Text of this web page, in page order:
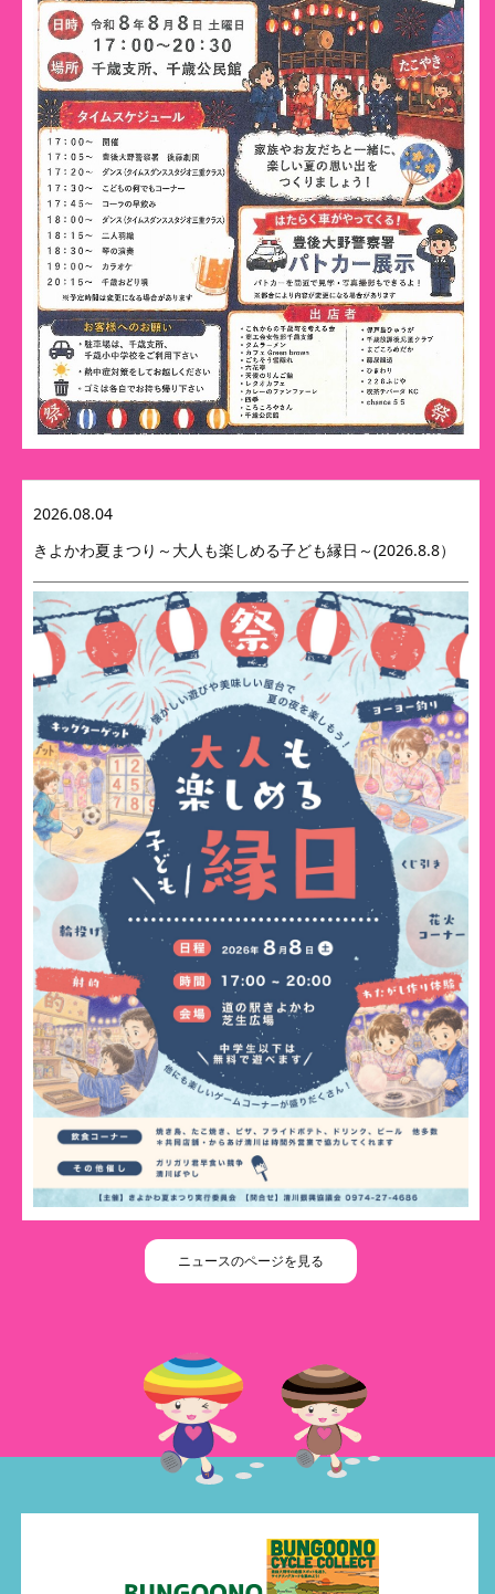
2026.08.04
きよかわ夏まつり～大人も楽しめる子ども縁日～(2026.8.8）
ニュースのページを見る